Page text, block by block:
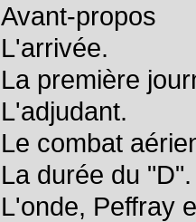
Avant-propos
L'arrivée.
La première
L'adjudant.
Le combat
La durée du "D".
L'onde, Peffray